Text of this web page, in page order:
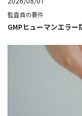
監査員の要件
GMPヒューマンエラー